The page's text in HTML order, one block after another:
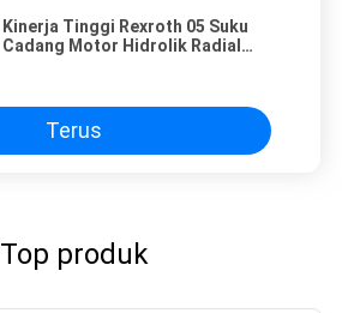
Kinerja Tinggi Rexroth 05 Suku
Cadang Motor Hidrolik Radial
Terus
Top produk